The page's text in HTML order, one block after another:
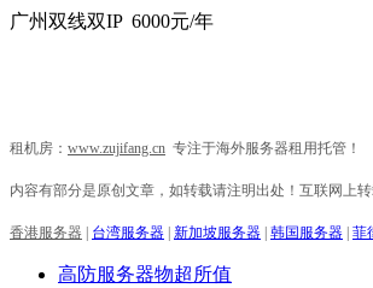
广州双线双IP 6000元/年
租机房： www.zujifang.cn 专注于海外服务器租用托管！
内容有部分是原创文章，如转载请注明出处！互联网上
香港服务器 台湾服务器 新加坡服务器 韩国服务器 菲
高防服务器物超所值